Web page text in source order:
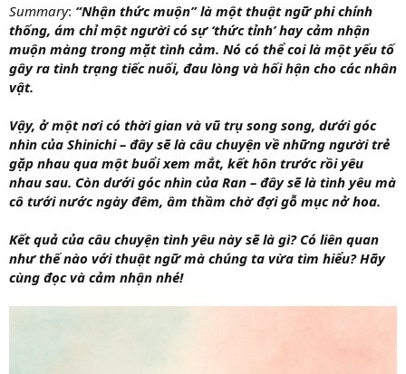
Summary: “Nhận thức muộn” là một thuật ngữ phi chính
thống, ám chỉ một người có sự ‘thức tỉnh’ hay cảm nhận
muộn màng trong mặt tình cảm. Nó có thể coi là một yếu tố
gây ra tình trạng tiếc nuối, đau lòng và hối hận cho các nhân
vật.
Vậy, ở một nơi có thời gian và vũ trụ song song, dưới góc
nhìn của Shinichi – đây sẽ là câu chuyện về những người trẻ
gặp nhau qua một buổi xem mắt, kết hôn trước rồi yêu
nhau sau. Còn dưới góc nhìn của Ran – đây sẽ là tình yêu mà
cô tưới nước ngày đêm, âm thầm chờ đợi gỗ mục nở hoa.
Kết quả của câu chuyện tình yêu này sẽ là gì? Có liên quan
như thế nào với thuật ngữ mà chúng ta vừa tìm hiểu? Hãy
cùng đọc và cảm nhận nhé!